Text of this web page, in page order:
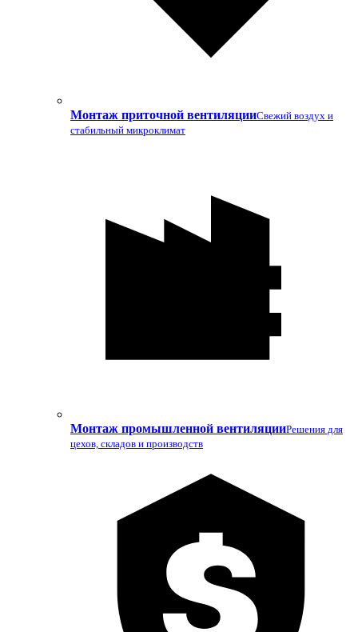
Монтаж приточной вентиляцииСвежий воздух и
стабильный микроклимат
Монтаж промышленной вентиляцииРешения для
цехов, складов и производств